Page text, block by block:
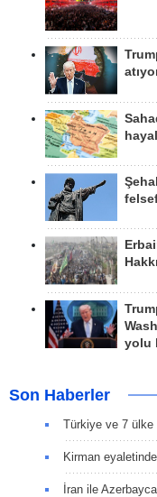
yolu
Son Haberler
Türkiye ve 7 ülke
Kirman
İran ile